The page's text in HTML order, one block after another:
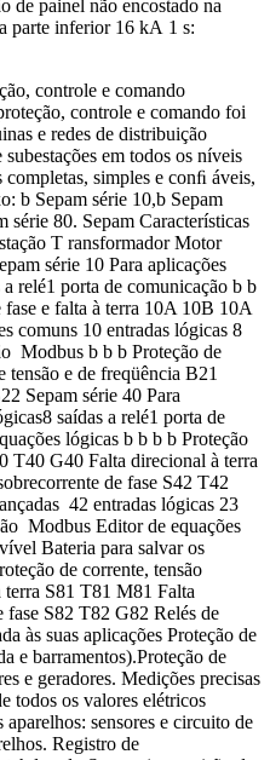
de painel não encostado na
parte inferior 16 kA 1 s:
controle e comando
controle e comando foi
e redes de distribuição
em todos os níveis
simples e conﬁ áveis,
b Sepam série 10,b Sepam
série 80. Sepam Características
T ransformador Motor
série 10 Para aplicações
relé1 porta de comunicação b b
fase e falta à terra 10A 10B 10A
comuns 10 entradas lógicas 8
Modbus b b b Proteção de
e de freqüência B21
Sepam série 40 Para
saídas a relé1 porta de
lógicas b b b b Proteção
T40 G40 Falta direcional à terra
de fase S42 T42
42 entradas lógicas 23
Modbus Editor de equações
Bateria para salvar os
de corrente, tensão
S81 T81 M81 Falta
fase S82 T82 G82 Relés de
às suas aplicações Proteção de
e barramentos).Proteção de
e geradores. Medições precisas
todos os valores elétricos
sensores e circuito de
Registro de